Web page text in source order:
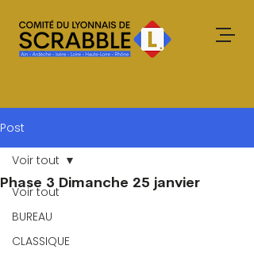
Post
Voir tout
BUREAU
CLASSIQUE
Voir tout
Phase 3 Dimanche 25 janvier